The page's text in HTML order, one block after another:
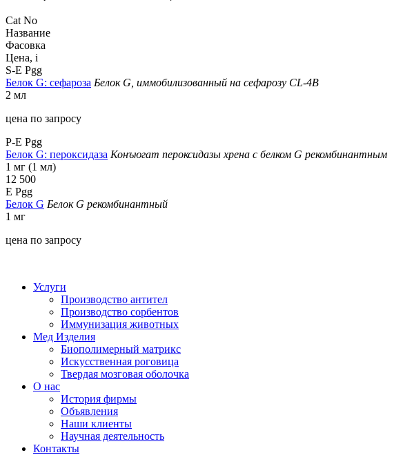
Cat No
Название
Фасовка
Цена, i
S-E Pgg
Белок G: сефароза Белок G, иммобилизованный на сефарозу CL-4B
2 мл
цена по запросу
P-E Pgg
Белок G: пероксидаза Конъюгат пероксидазы хрена с белком G рекомбинантным
1 мг (1 мл)
12 500
E Pgg
Белок G Белок G рекомбинантный
1 мг
цена по запросу
*цена
Услуги
Производство антител
Производство сорбентов
Иммунизация животных
Мед Изделия
Биополимерный матрикс
Искусственная роговица
Твердая мозговая оболочка
О нас
История фирмы
Объявления
Наши клиенты
Научная деятельность
Контакты